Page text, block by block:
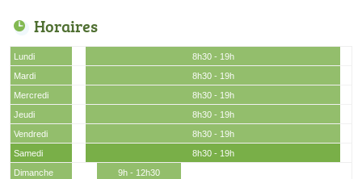
Horaires
Lundi
8h30 - 19h
Mardi
8h30 - 19h
Mercredi
8h30 - 19h
Jeudi
8h30 - 19h
Vendredi
8h30 - 19h
Samedi
8h30 - 19h
Dimanche
9h - 12h30